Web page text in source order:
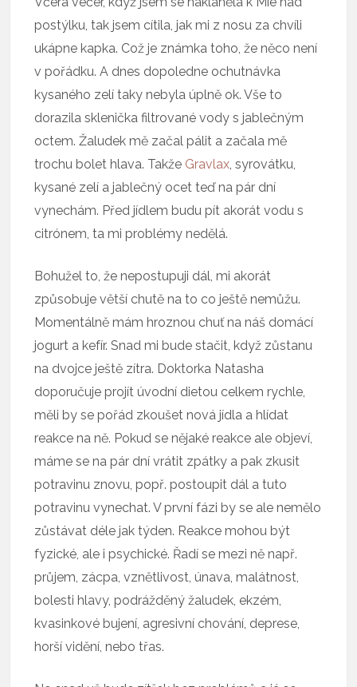
postýlku, tak jsem cítila, jak mi z nosu za chvíli
ukápne kapka. Což je známka toho, že něco není
v pořádku. A dnes dopoledne ochutnávka
kysaného zelí taky nebyla úplně ok. Vše to
dorazila sklenička filtrované vody s jablečným
octem. Žaludek mě začal pálit a začala mě
trochu bolet hlava. Takže Gravlax, syrovátku,
kysané zelí a jablečný ocet teď na pár dní
vynechám. Před jídlem budu pít akorát vodu s
citrónem, ta mi problémy nedělá.
Bohužel to, že nepostupuji dál, mi akorát
způsobuje větší chutě na to co ještě nemůžu.
Momentálně mám hroznou chuť na náš domácí
jogurt a kefír. Snad mi bude stačit, když zůstanu
na dvojce ještě zítra. Doktorka Natasha
doporučuje projít úvodní dietou celkem rychle,
měli by se pořád zkoušet nová jídla a hlídat
reakce na ně. Pokud se nějaké reakce ale objeví,
máme se na pár dní vrátit zpátky a pak zkusit
potravinu znovu, popř. postoupit dál a tuto
potravinu vynechat. V první fázi by se ale nemělo
zůstávat déle jak týden. Reakce mohou být
fyzické, ale i psychické. Řadí se mezi ně např.
průjem, zácpa, vznětlivost, únava, malátnost,
bolesti hlavy, podrážděný žaludek, ekzém,
kvasinkové bujení, agresivní chování, deprese,
horší vidění, nebo třas.